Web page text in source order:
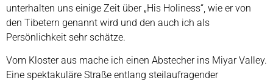
unterhalten uns einige Zeit über „His Holiness“, wie er von
den Tibetern genannt wird und den auch ich als
Persönlichkeit sehr schätze.
Vom Kloster aus mache ich einen Abstecher ins Miyar Valley.
Eine spektakuläre Straße entlang steilaufragender